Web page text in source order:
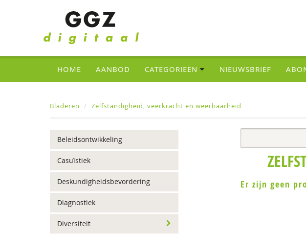
HOME AANBOD CATEGORIEËN NIEUWSBRIEF
Bladeren Zelfstandigheid, veerkracht en weerbaarheid
Beleidsontwikkeling
Casuïstiek
Deskundigheidsbevordering
Diagnostiek
Diversiteit
Er zijn geen